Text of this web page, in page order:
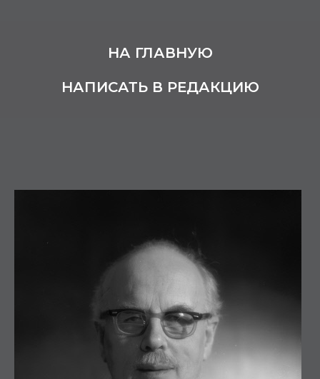
НА ГЛАВНУЮ
НАПИСАТЬ В РЕДАКЦИЮ